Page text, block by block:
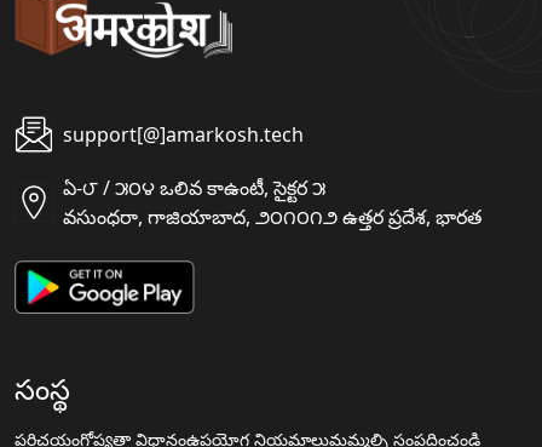
support[@]amarkosh.tech
ఏ-౮ / ౫౦౪ ఒలివ కాఉంటీ, సైక్టర ౫
వసుంధరా, గాజియాబాద, ౨౦౧౦౧౨ ఉత్తర ప్రదేశ, భారత
సంస్థ
పరిచయంగోప్యతా విధానంఉపయోగ నియమాలుమమ్మల్ని సంప్రదించండి